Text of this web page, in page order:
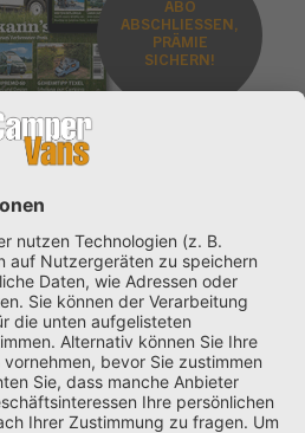
ABO
ABSCHLIESSEN,
PRÄMIE
SICHERN!